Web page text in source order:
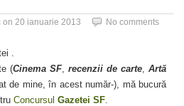
on 20 ianuarie 2013 No comments
.
(Cinema SF, recenzii de carte Artă
de mine, în acest număr-), mă bucură
Concursul Gazetei SF